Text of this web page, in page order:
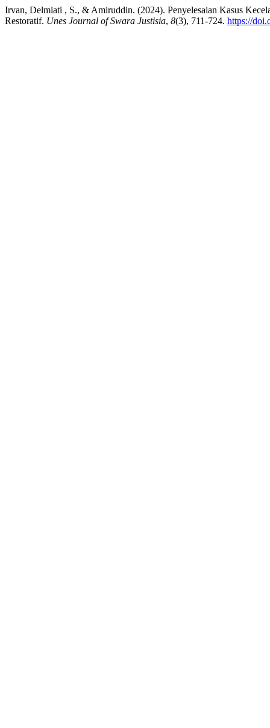
Irvan, Delmiati , S., & Amiruddin. (2024). Penyelesaian Kasus
Restoratif. Unes Journal of Swara Justisia, 8(3), 711-724. https://